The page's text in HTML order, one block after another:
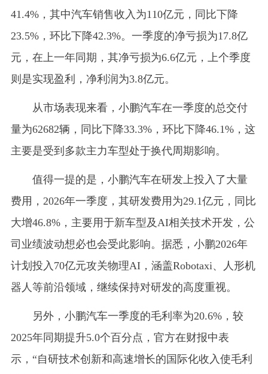
41.4%，其中汽车销售收入为110亿元，同比下降
23.5%，环比下降42.3%。一季度的净亏损为17.8亿
元，在上一年同期，其净亏损为6.6亿元，上个季度
则是实现盈利，净利润为3.8亿元。
从市场表现来看，小鹏汽车在一季度的总交付
量为62682辆，同比下降33.3%，环比下降46.1%，这
主要是受到多款主力车型处于换代周期影响。
值得一提的是，小鹏汽车在研发上投入了大量
费用，2026年一季度，其研发费用为29.1亿元，同比
大增46.8%，主要用于新车型及AI相关技术开发，公
司业绩波动想必也会受此影响。据悉，小鹏2026年
计划投入70亿元攻关物理AI，涵盖Robotaxi、人形机
器人等前沿领域，继续保持对研发的高度重视。
另外，小鹏汽车一季度的毛利率为20.6%，较
2025年同期提升5.0个百分点，官方在财报中表
示，“自研技术创新和高速增长的国际化收入使毛利